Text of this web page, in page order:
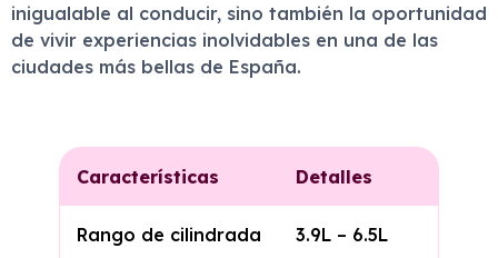
inigualable al conducir, sino también la oportunidad
de vivir experiencias inolvidables en una de las
ciudades más bellas de España.
Características Detalles
Rango de cilindrada 3.9L – 6.5L